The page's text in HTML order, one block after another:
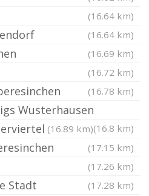
(16.64 km)
(16.64 km)
(16.69 km)
(16.72 km)
(16.78 km)
Wusterhausen
(16.8 km)
(16.89 km)
(17.15 km)
(17.26 km)
Stadt (17.28 km)